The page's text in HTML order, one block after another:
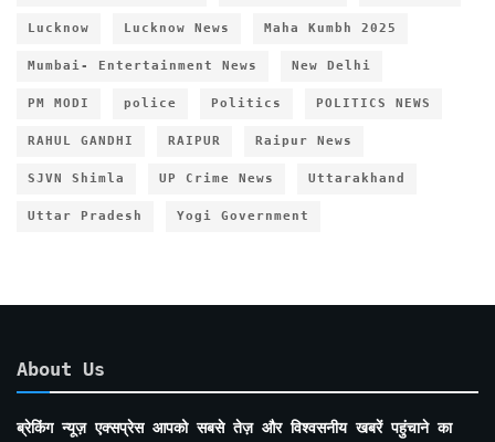
Lucknow Lucknow News Maha Kumbh 2025
Mumbai- Entertainment News New Delhi
PM MODI police Politics POLITICS NEWS
RAHUL GANDHI RAIPUR Raipur News
SJVN Shimla UP Crime News Uttarakhand
Uttar Pradesh Yogi Government
About Us
ब्रेकिंग न्यूज़ एक्सप्रेस आपको सबसे तेज़ और विश्वसनीय खबरें पहुंचाने का